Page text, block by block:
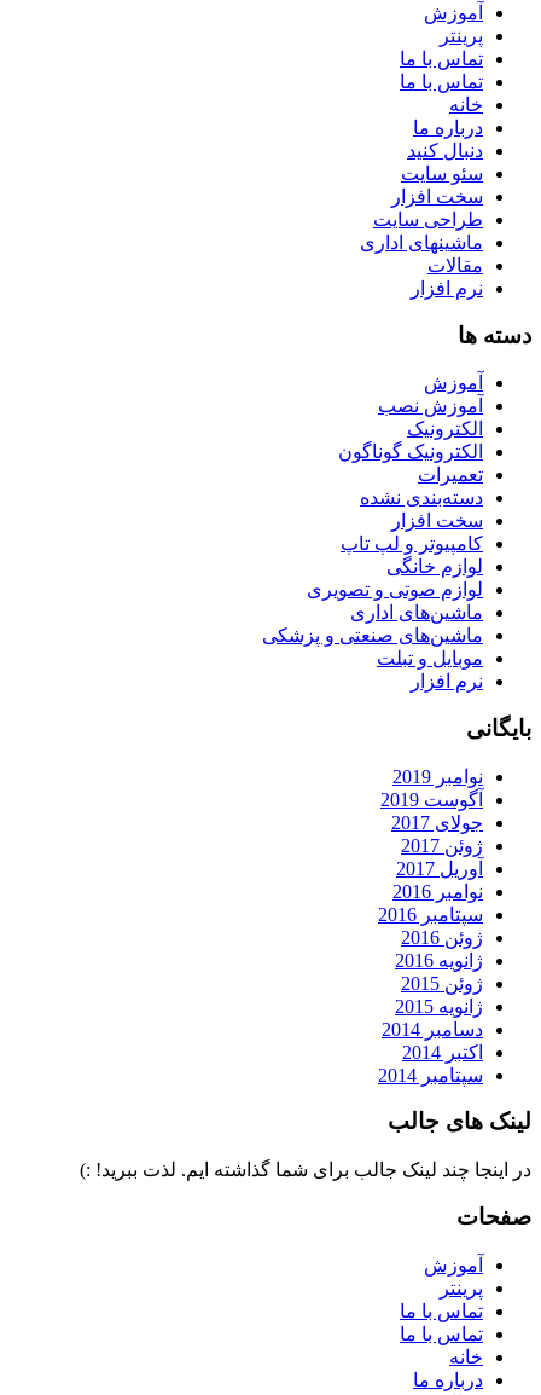
آموزش
پرینتر
تماس با ما
تماس با ما
خانه
درباره ما
دنبال کنید
سئو سایت
سخت افزار
طراحی سایت
ماشینهای اداری
مقالات
نرم افزار
دسته ها
آموزش
آموزش نصب
الکترونیک
الکترونیک گوناگون
تعمیرات
دسته‌بندی نشده
سخت افزار
کامپیوتر و لپ تاپ
لوازم خانگی
لوازم صوتی و تصویری
ماشین‌های اداری
ماشین‌های صنعتی و پزشکی
موبایل و تبلت
نرم افزار
بایگانی
نوامبر 2019
آگوست 2019
جولای 2017
ژوئن 2017
آوریل 2017
نوامبر 2016
سپتامبر 2016
ژوئن 2016
ژانویه 2016
ژوئن 2015
ژانویه 2015
دسامبر 2014
اکتبر 2014
سپتامبر 2014
لینک های جالب
در اینجا چند لینک جالب برای شما گذاشته ایم. لذت ببرید! :)
صفحات
آموزش
پرینتر
تماس با ما
تماس با ما
خانه
درباره ما